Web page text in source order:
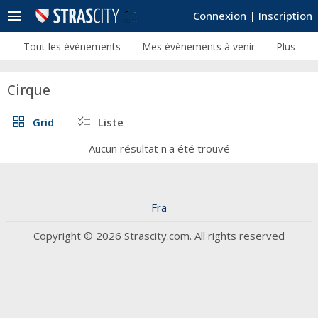
Connexion | Inscription
menu
Tout les évènements Mes évènements à venir Plus
Cirque
grid_view Grid checklist Liste
Aucun résultat n'a été trouvé
Fra
Copyright © 2026 Strascity.com. All rights reserved